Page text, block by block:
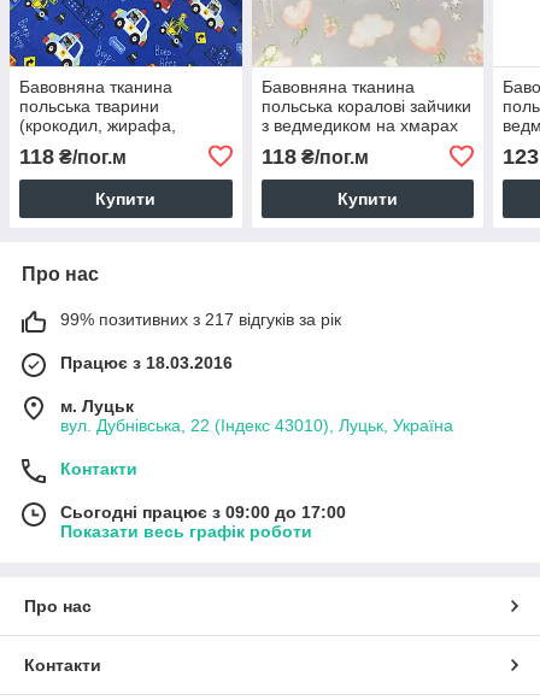
Бавовняна тканина
польська тварини
(крокодил, жирафа,
машинках на синьому
(0545)
118 ₴/пог.м
Купити
Бавовняна тканина
польська коралові зайчики
з ведмедиком на хмарах
118₴/пог.м
Купити
123
Про нас
99% позитивних з 217 відгуків за рік
Працює з 18.03.2016
м. Луцьк
вул. Дубнівська, 22 (Індекс 43010), Луцьк, Україна
Контакти
Сьогодні працює з 09:00 до 17:00
Показати весь графік роботи
Про нас
Контакти